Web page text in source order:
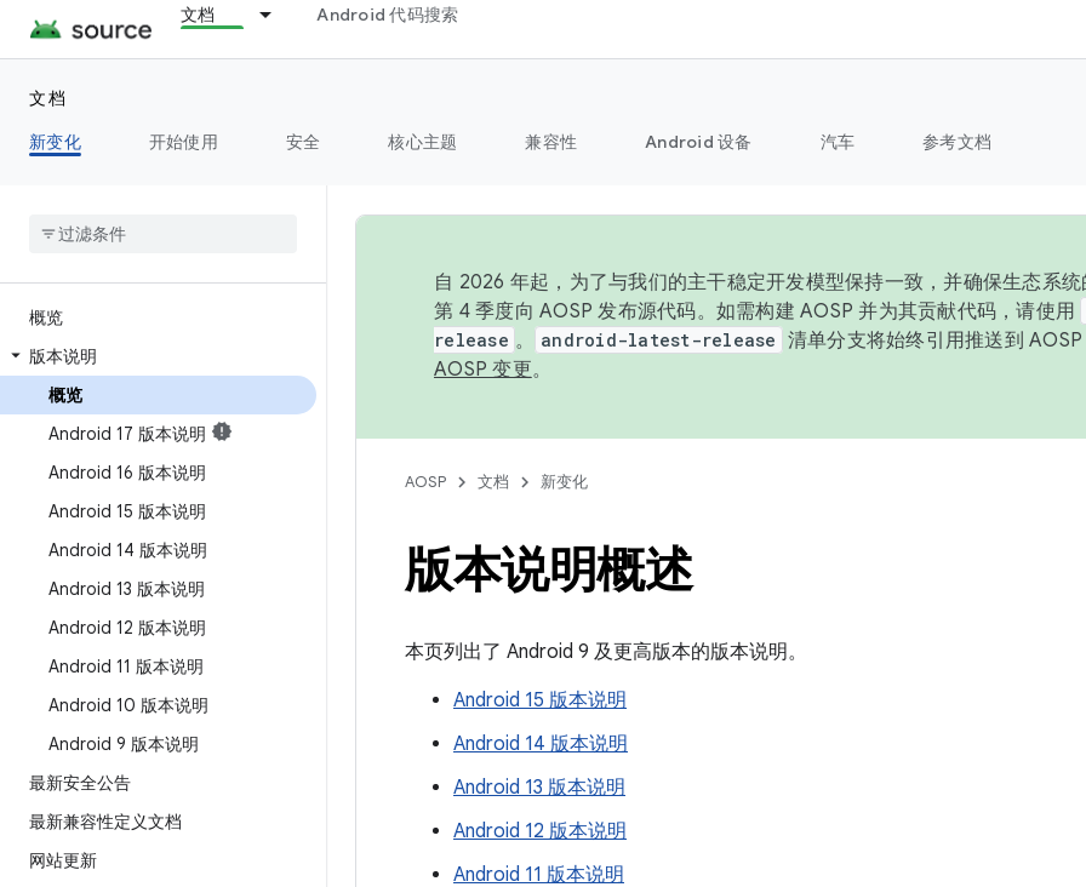
文档 Android 代码搜索
文档
新变化
开始使用 安全 核心主题 兼容性 Android 设备 汽车 参考文档
概览
版本说明
概览
Android 17 版本说明
Android 16 版本说明
Android 15 版本说明
Android 14 版本说明
Android 13 版本说明
Android 12 版本说明
Android 11 版本说明
Android 10 版本说明
Android 9 版本说明
最新安全公告
最新兼容性定义文档
网站更新
自 2026 年起，为了与我们的主干稳定开发模型保持一致，并确保生态系
第 4 季度向 AOSP 发布源代码。如需构建 AOSP 并为其贡献代码，请使用
release 。 android-latest-release 清单分支将始终引用推送到
AOSP 变更。
AOSP 文档 新变化
版本说明概述
本页列出了 Android 9 及更高版本的版本说明。
Android 15 版本说明
Android 14 版本说明
Android 13 版本说明
Android 12 版本说明
Android 11 版本说明